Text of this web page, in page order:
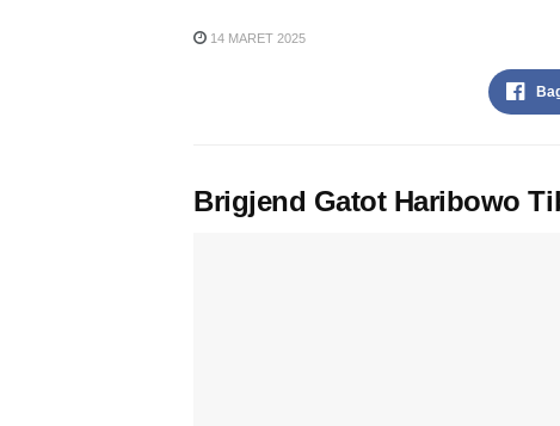
14 MARET 2025
Brigjend Gatot Haribowo